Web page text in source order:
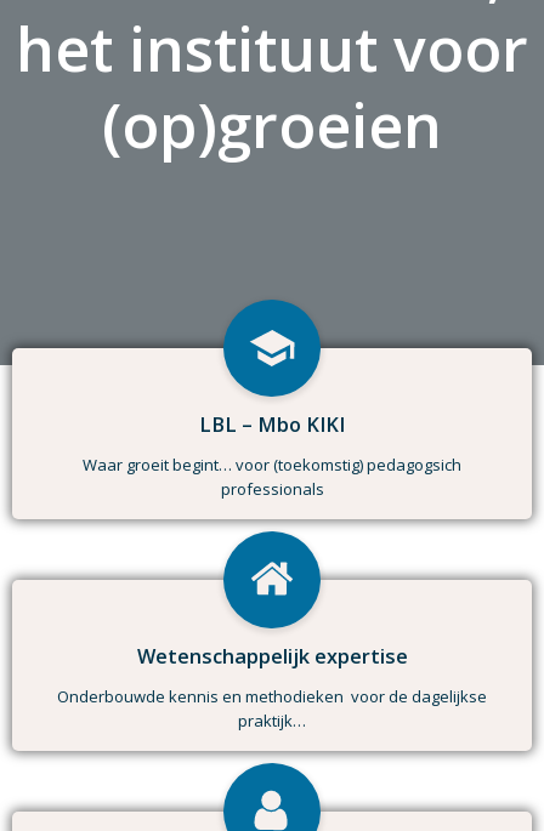
het instituut voor
(op)groeien
LBL – Mbo KIKI
Waar groeit begint… voor (toekomstig) pedagogsich
professionals
Wetenschappelijk expertise
Onderbouwde kennis en methodieken voor de dagelijkse
praktijk…